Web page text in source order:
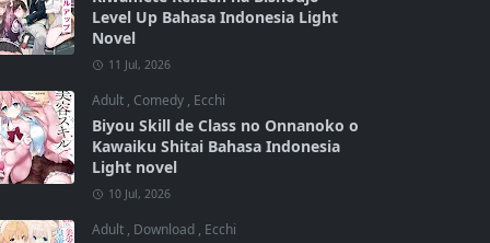
Level Up Bahasa Indonesia Light
Novel
11 Jul, 2026
Adult , Comedy , Ecchi
Biyou Skill de Class no Onnanoko o
Kawaiku Shitai Bahasa Indonesia
Light novel
10 Jul, 2026
Adult , Download , Ecchi